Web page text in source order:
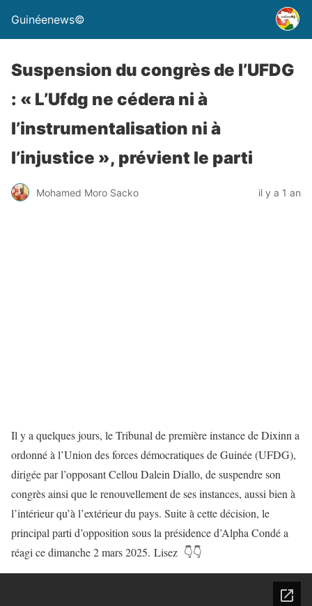
Guinéenews©
Suspension du congrès de l’UFDG
: « L’Ufdg ne cédera ni à
l’instrumentalisation ni à
l’injustice », prévient le parti
Mohamed Moro Sacko il y a 1 an
Il y a quelques jours, le Tribunal de première instance de Dixinn a
ordonné à l’Union des forces démocratiques de Guinée (UFDG),
dirigée par l’opposant Cellou Dalein Diallo, de suspendre son
congrès ainsi que le renouvellement de ses instances, aussi bien à
l’intérieur qu’à l’extérieur du pays. Suite à cette décision, le
principal parti d’opposition sous la présidence d’Alpha Condé a
réagi ce dimanche 2 mars 2025. Lisez 👇👇